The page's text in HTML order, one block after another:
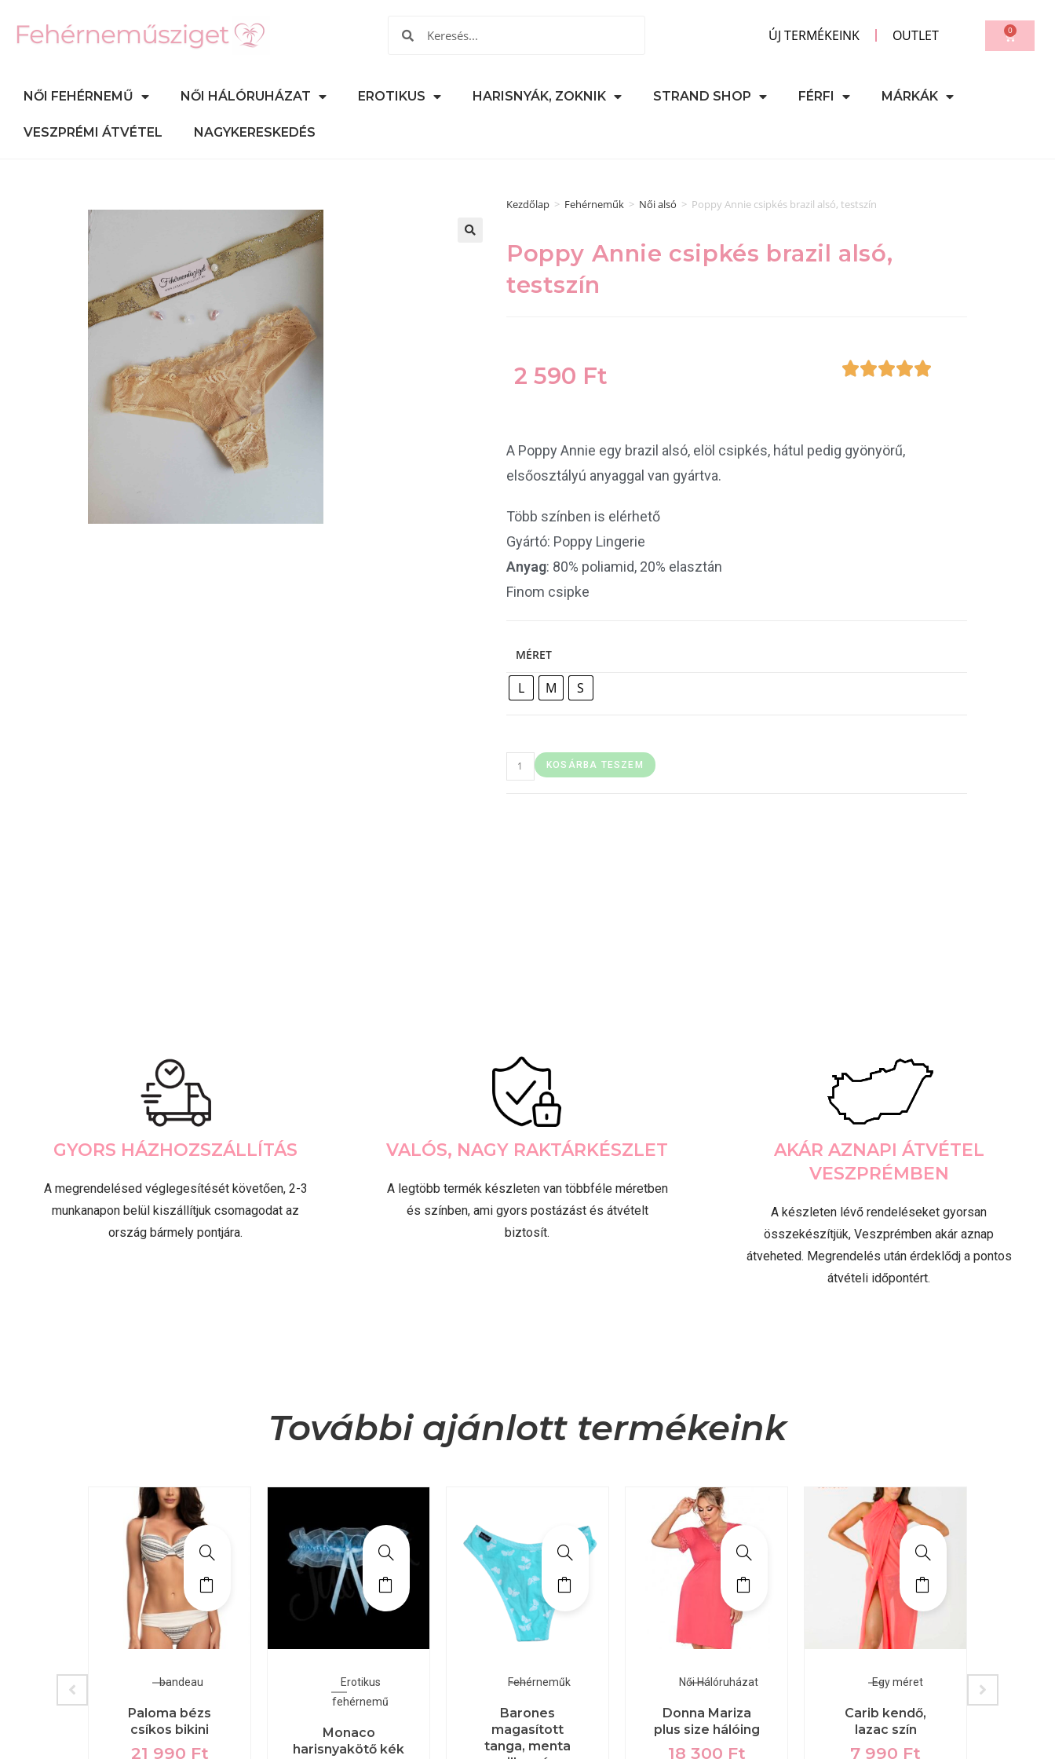
ÚJ TERMÉKEINK OUTLET 0
NŐI FEHÉRNEMŰ NŐI HÁLÓRUHÁZAT EROTIKUS HARISNYÁK, ZOKNIK STRAND SHOP FÉRFI MÁRKÁK
VESZPRÉMI ÁTVÉTEL NAGYKERESKEDÉS
Kezdőlap > Fehérneműk > Női alsó > Poppy Annie csipkés brazil alsó, testszín
Poppy Annie csipkés brazil alsó,
testszín
2 590 Ft 
A Poppy Annie egy brazil alsó, elöl csipkés, hátul pedig gyönyörű,
elsőosztályú anyaggal van gyártva.
Több színben is elérhető
Gyártó: Poppy Lingerie
Anyag: 80% poliamid, 20% elasztán
Finom csipke
MÉRET
L M S
KOSÁRBA TESZEM
GYORS HÁZHOZSZÁLLÍTÁS
A megrendelésed véglegesítését követően, 2-3
munkanapon belül kiszállítjuk csomagodat az
ország bármely pontjára.
VALÓS, NAGY RAKTÁRKÉSZLET
A legtöbb termék készleten van többféle méretben
és színben, ami gyors postázást és átvételt
biztosít.
AKÁR AZNAPI ÁTVÉTEL
VESZPRÉMBEN
A készleten lévő rendeléseket gyorsan
összekészítjük, Veszprémben akár aznap
átveheted. Megrendelés után érdeklődj a pontos
átvételi időpontért.
További ajánlott termékeink
bandeau
Paloma bézs
csíkos bikini
21 990 Ft
Erotikus
fehérnemű
Monaco
harisnyakötő kék
Fehérneműk
Barones
magasított
tanga, menta
Női Hálóruházat
Donna Mariza
plus size hálóing
18 300 Ft
Egy méret
Carib kendő,
lazac szín
7 990 Ft